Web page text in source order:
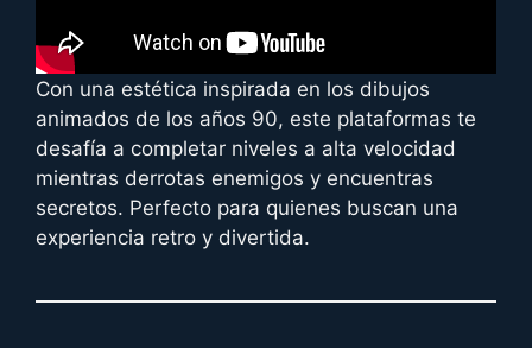
Con una estética inspirada en los dibujos
animados de los años 90, este plataformas te
desafía a completar niveles a alta velocidad
mientras derrotas enemigos y encuentras
secretos. Perfecto para quienes buscan una
experiencia retro y divertida.